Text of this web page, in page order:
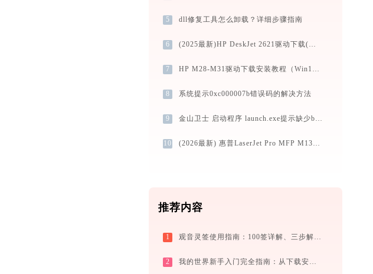
5 dll修复工具怎么卸载？详细步骤指南
6 (2025最新)HP DeskJet 2621驱动下载(官方)-支持Win10/Win11
7 HP M28-M31驱动下载安装教程（Win10/Win11）
8 系统提示0xc000007b错误码的解决方法
9 金山卫士 启动程序 launch.exe提示缺少beacon_sdk.dll文件的解决办法
10 (2026最新) 惠普LaserJet Pro MFP M132fw无法连接？解决方法 -金山毒霸
推荐内容
1 观音灵签使用指南：100签详解、三步解签法与六大场景解读
2 我的世界新手入门完全指南：从下载安装到生存第一天，一篇讲透